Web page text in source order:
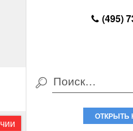
(495)
ОТКРЫТЬ